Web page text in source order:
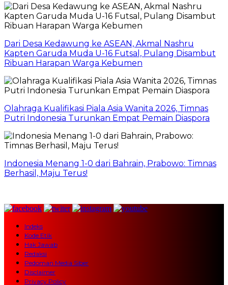
Dari Desa Kedawung ke ASEAN, Akmal Nashru
Kapten Garuda Muda U-16 Futsal, Pulang Disambut
Ribuan Harapan Warga Kebumen
Olahraga Kualifikasi Piala Asia Wanita 2026, Timnas
Putri Indonesia Turunkan Empat Pemain Diaspora
Indonesia Menang 1-0 dari Bahrain, Prabowo: Timnas
Berhasil, Maju Terus!
Indeks
Kode Etik
Hak Jawab
Redaksi
Pedoman Media Siber
Disclaimer
Privacy Policy